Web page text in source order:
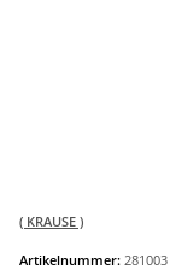
( KRAUSE )
Artikelnummer: 281003